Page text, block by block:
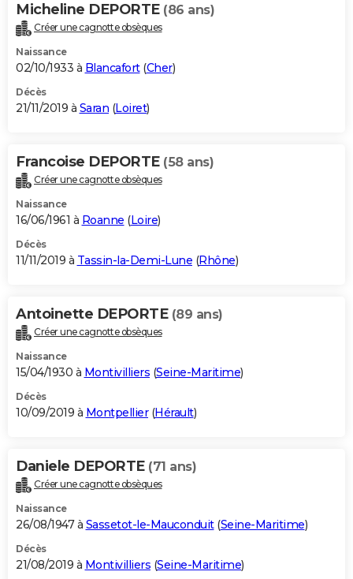
Micheline DEPORTE (86 ans)
Créer une cagnotte obsèques
Naissance
02/10/1933 à Blancafort(Cher)
Décès
21/11/2019 à Saran (Loiret)
Francoise DEPORTE (58 ans)
Créer une cagnotte obsèques
Naissance
16/06/1961 à Roanne (Loire)
Décès
11/11/2019 à Tassin-la-Demi-Lune (Rhône)
Antoinette DEPORTE (89 ans)
Créer une cagnotte obsèques
Naissance
15/04/1930 à Montivilliers (Seine-Maritime)
Décès
10/09/2019 à Montpellier(Hérault)
Daniele DEPORTE (71 ans)
Créer une cagnotte obsèques
Naissance
26/08/1947 à Sassetot-le-Mauconduit(Seine-Maritime)
Décès
21/08/2019 à Montivilliers (Seine-Maritime)